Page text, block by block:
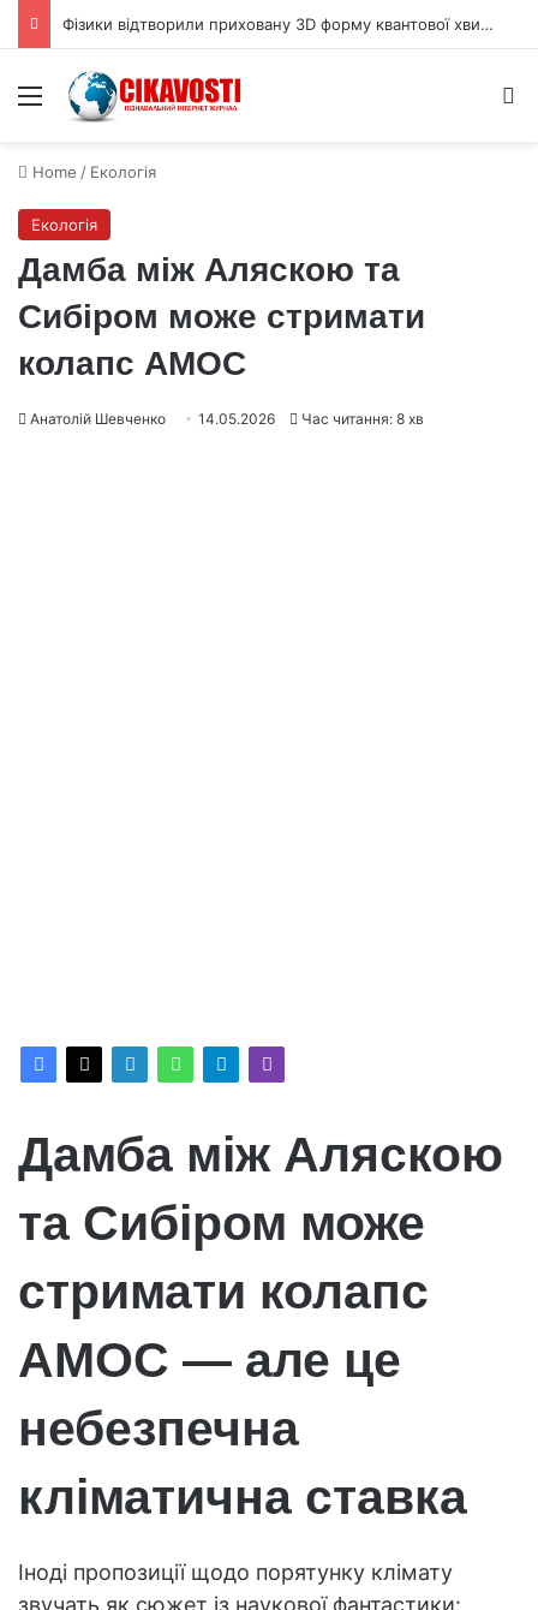
Фізики відтворили приховану 3D форму квантової хвильової функції
Menu
Home / Екологія
Екологія
Дамба між Аляскою та
Сибіром може стримати
колапс AMOC
Анатолій Шевченко 14.05.2026 Час читання: 8 хв
Дамба між Аляскою
та Сибіром може
стримати колапс
AMOC — але це
небезпечна
кліматична ставка
Іноді пропозиції щодо порятунку клімату
звучать як сюжет із наукової фантастики: